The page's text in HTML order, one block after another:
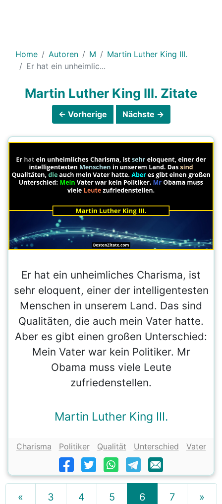
Home Autoren M
Martin Luther King III.
Er hat ein unheimlic...
Martin Luther King III. Zitate
← Vorherige Nächste →
Er hat ein unheimliches Charisma, ist
sehr eloquent, einer der intelligentesten
Menschen in unserem Land. Das sind
Qualitäten, die auch mein Vater hatte.
Aber es gibt einen großen Unterschied:
Mein Vater war kein Politiker. Mr
Obama muss viele Leute
zufriedenstellen.
Martin Luther King III.
Charisma Politiker Qualität Unterschied Vater
« 3 4 5 6 7 »